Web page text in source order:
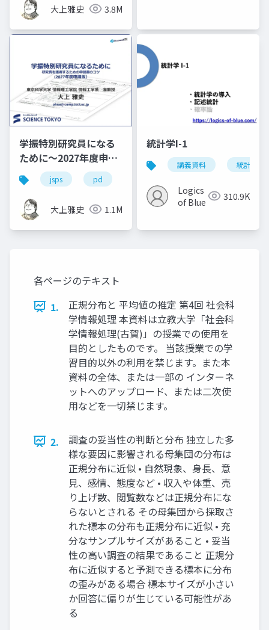
大上雅史 3.8M
学振特別研究員になる
ために～2027年度申請
版
jsps pd
大上雅史 1.1M
統計学I-1
講義資料 統計学
Logics
of Blue
310.9K
各ページのテキスト
1.
正規分布と 平均値の推定 第4回 社会科
学情報処理 本資料は立教大学「社会科
学情報処理(古賀)」の授業での使用を
目的としたものです。 当該授業での学
習目的以外の利用を禁じます。また本
資料の全体、または一部の インターネ
ットへのアップロード、または二次使
用などを一切禁じます。
2.
調査の妥当性の判断と分布 独立した多
様な要因に影響される母集団の分布は
正規分布に近似 • 自然現象、身長、意
見、感情、態度など • 収入や体重、売
り上げ数、閲覧数などは正規分布にな
らないとされる その母集団から採取さ
れた標本の分布も正規分布に近似 • 充
分なサンプルサイズがあること • 妥当
性の高い調査の結果であること 正規分
布に近似すると予測できる標本に分布
の歪みがある場合 標本サイズが小さい
か回答に偏りが生じている可能性があ
る